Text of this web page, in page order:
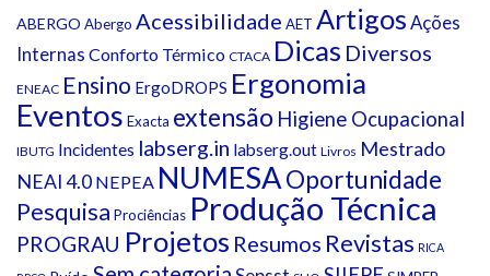
ABERGO Abergo Acessibilidade AET ArtigosAções
Internas Conforto Térmico CTACA Dicas Diversos
ENEAC Ensino ErgoDROPS Ergonomia
Eventos Exacta extensão Higiene Ocupacional
IBUTG Incidentes labserg.in labserg.out Livros Mestrado
NEAI 4.0 NEPEA NUMESAOportunidade
Pesquisa Prociências Produção Técnica
PROGRAU Projetos Resumos Revistas RICA